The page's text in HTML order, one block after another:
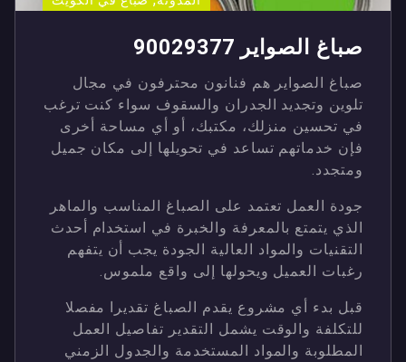
صباغ الصواير 90029377
صباغ الصواير هم فنانون محترفون في مجال
تلوين وتجديد الجدران والسقوف سواء كنت ترغب
في تحسين منزلك، مكتبك، أو أي مساحة أخرى
فإن خدماتهم تساعد في تحويلها إلى مكان جميل
ومتجدد.
جودة العمل تعتمد على الصباغ المناسب والماهر
الذي يتمتع بالمعرفة والخبرة في استخدام أحدث
التقنيات والمواد العالية الجودة يجب أن يتفهم
رغبات العميل ويحولها إلى واقع ملموس.
قبل بدء أي مشروع يقدم الصباغ تقديرا مفصلا
للتكلفة والوقت يشمل التقدير تفاصيل العمل
المطلوبة والمواد المستخدمة والجدول الزمني